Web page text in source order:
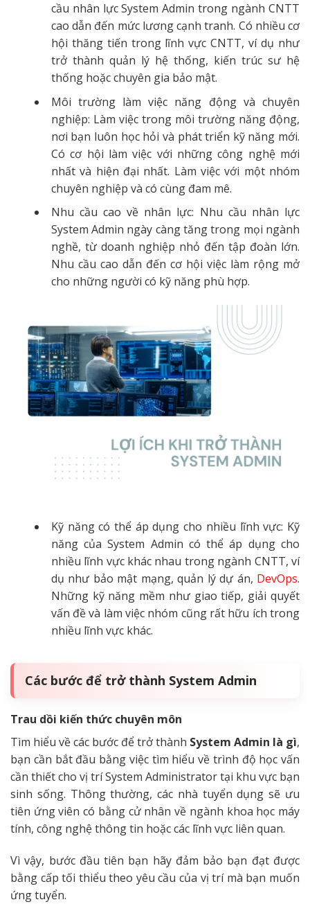
cầu nhân lực System Admin trong ngành CNTT
cao dẫn đến mức lương cạnh tranh. Có nhiều cơ
hội thăng tiến trong lĩnh vực CNTT, ví dụ như
trở thành quản lý hệ thống, kiến trúc sư hệ
thống hoặc chuyên gia bảo mật.
Môi trường làm việc năng động và chuyên
nghiệp: Làm việc trong môi trường năng động,
nơi bạn luôn học hỏi và phát triển kỹ năng mới.
Có cơ hội làm việc với những công nghệ mới
nhất và hiện đại nhất. Làm việc với một nhóm
chuyên nghiệp và có cùng đam mê.
Nhu cầu cao về nhân lực: Nhu cầu nhân lực
System Admin ngày càng tăng trong mọi ngành
nghề, từ doanh nghiệp nhỏ đến tập đoàn lớn.
Nhu cầu cao dẫn đến cơ hội việc làm rộng mở
cho những người có kỹ năng phù hợp.
Kỹ năng có thể áp dụng cho nhiều lĩnh vực: Kỹ
năng của System Admin có thể áp dụng cho
nhiều lĩnh vực khác nhau trong ngành CNTT, ví
dụ như bảo mật mạng, quản lý dự án, DevOps.
Những kỹ năng mềm như giao tiếp, giải quyết
vấn đề và làm việc nhóm cũng rất hữu ích trong
nhiều lĩnh vực khác.
Các bước để trở thành System Admin
Trau dồi kiến thức chuyên môn
Tìm hiểu về các bước để trở thành System Admin là gì,
bạn cần bắt đầu bằng việc tìm hiểu về trình độ học vấn
cần thiết cho vị trí System Administrator tại khu vực bạn
sinh sống. Thông thường, các nhà tuyển dụng sẽ ưu
tiên ứng viên có bằng cử nhân về ngành khoa học máy
tính, công nghệ thông tin hoặc các lĩnh vực liên quan.
Vì vậy, bước đầu tiên bạn hãy đảm bảo bạn đạt được
bằng cấp tối thiểu theo yêu cầu của vị trí mà bạn muốn
ứng tuyển.